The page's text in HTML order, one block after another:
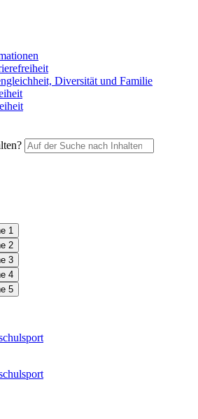
Diversität und Familie
1
2
3
4
5